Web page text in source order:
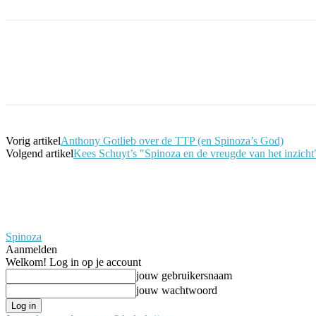
Vorig artikelAnthony Gotlieb over de TTP (en Spinoza’s God)
Volgend artikelKees Schuyt’s "Spinoza en de vreugde van het
Spinoza
Aanmelden
Welkom! Log in op je account
jouw gebruikersnaam
jouw wachtwoord